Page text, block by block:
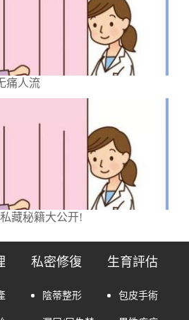
痛人流
藏秘籍大公开!
私密修復
陰蒂整形
生育評估
包皮手術